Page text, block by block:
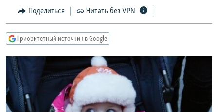
Вернутся
поиску
КУЛЬТУРА
КАВКАЗ.РЕАЛИИ
СЕВЕР.РЕАЛИИ
СИБИРЬ.РЕАЛИИ
РАСПИСАНИЕ ВЕЩАНИЯ
Поделиться Читать без VPN
Приоритетный источник в Google